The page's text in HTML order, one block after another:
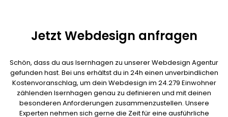
Jetzt Webdesign anfragen
Schön, dass du aus Isernhagen zu unserer Webdesign Agentur
gefunden hast. Bei uns erhältst du in 24h einen unverbindlichen
Kostenvoranschlag, um dein Webdesign im 24.279 Einwohner
zählenden Isernhagen genau zu definieren und mit deinen
besonderen Anforderungen zusammenzustellen. Unsere
Experten nehmen sich gerne die Zeit für eine ausführliche